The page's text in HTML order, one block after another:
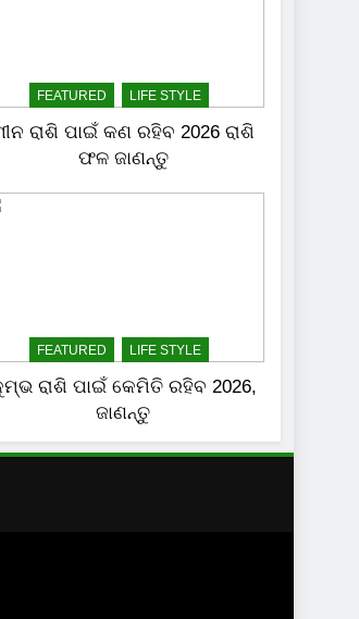
FEATURED LIFE STYLE
ରାଶି ପାଇଁ କଣ ରହିବ 2026 ରାଶି
ଫଳ ଜାଣନ୍ତୁ
FEATURED LIFE STYLE
ରାଶି ପାଇଁ କେମିତି ରହିବ 2026,
ଜାଣନ୍ତୁ